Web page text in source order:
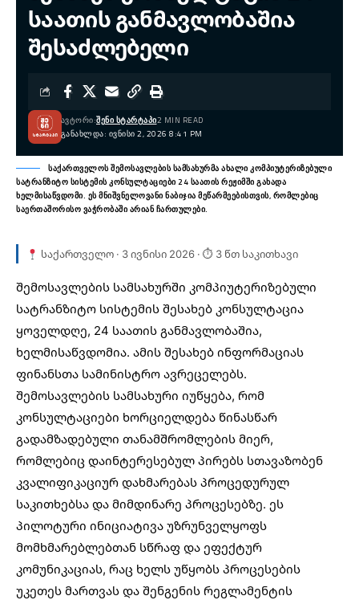
საათის განმავლობაშია
შესაძლებელი
ᲒᲐᲜᲐᲮᲚᲓᲐ: ᲘᲕᲜᲘᲡᲘ 2, 2026 8:41 PM
ᲐᲕᲢᲝᲠᲘ:ᲨᲔᲜᲘ ᲡᲢᲐᲠᲢᲐᲞᲘ2 MIN READ
საქართველოს შემოსავლების სამსახურმა ახალი კომპიუტერიზებული
სატრანზიტო სისტემის კონსულტაციები 24 საათის რეჟიმში გახადა
ხელმისაწვდომი. ეს მნიშვნელოვანი ნაბიჯია მეწარმეებისთვის, რომლებიც
საერთაშორისო ვაჭრობაში არიან ჩართულები.
საქართველო · 3 ივნისი 2026 · ⏱ 3 წთ საკითხავი
შემოსავლების სამსახურში კომპიუტერიზებული
სატრანზიტო სისტემის შესახებ კონსულტაცია
ყოველდღე, 24 საათის განმავლობაშია,
ხელმისაწვდომია. ამის შესახებ ინფორმაციას
ფინანსთა სამინისტრო ავრეცელებს.
შემოსავლების სამსახური იუწყება, რომ
კონსულტაციები ხორციელდება წინასწარ
გადამზადებული თანამშრომლების მიერ,
რომლებიც დაინტერესებულ პირებს სთავაზობენ
კვალიფიკაციურ დახმარებას პროცედურულ
საკითხებსა და მიმდინარე პროცესებზე. ეს
პილოტური ინიციატივა უზრუნველყოფს
მომხმარებლებთან სწრაფ და ეფექტურ
კომუნიკაციას, რაც ხელს უწყობს პროცესების
უკეთეს მართვას და შენგენის რეგლამენტის